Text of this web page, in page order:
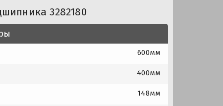
3282180
600мм
400мм
148мм